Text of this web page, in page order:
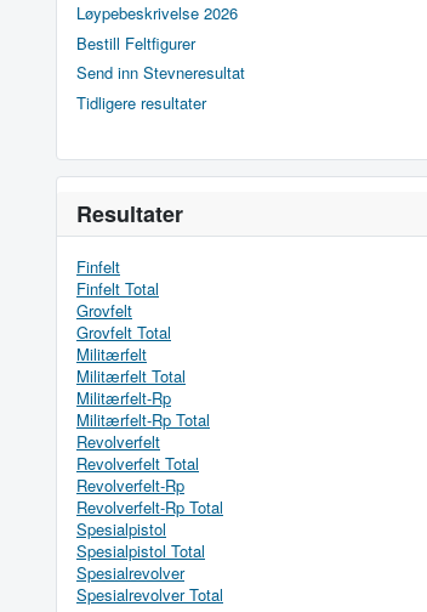
Løypebeskrivelse 2026
Bestill Feltfigurer
Send inn Stevneresultat
Tidligere resultater
Resultater
Finfelt
Finfelt Total
Grovfelt
Grovfelt Total
Militærfelt
Militærfelt Total
Militærfelt-Rp
Militærfelt-Rp Total
Revolverfelt
Revolverfelt Total
Revolverfelt-Rp
Revolverfelt-Rp Total
Spesialpistol
Spesialpistol Total
Spesialrevolver
Spesialrevolver Total